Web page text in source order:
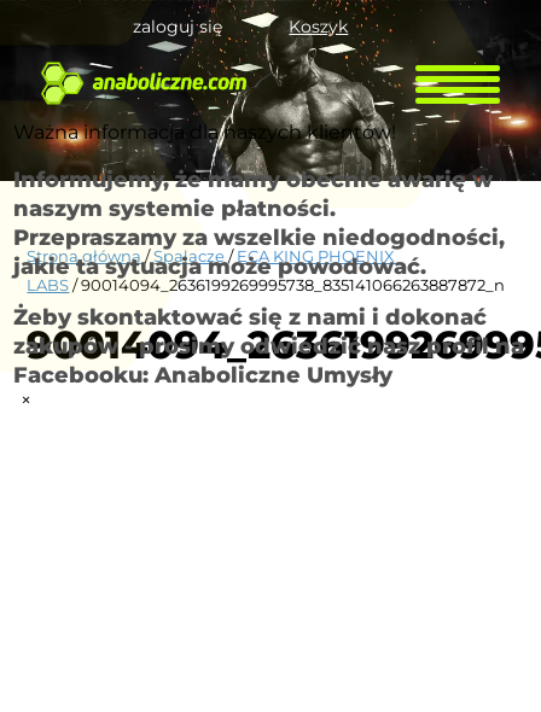
Koszyk
zaloguj się
Strona główna /Spalacze/ECA KING PHOENIX
LABS/ 90014094_2636199269995738_835141066263887872_n
Ważna informacja dla naszych klientów!
Informujemy, że mamy obecnie awarię w
naszym systemie płatności.
Przepraszamy za wszelkie niedogodności,
jakie ta sytuacja może powodować.
Żeby skontaktować się z nami i dokonać
zakupów - prosimy odwiedzić nasz profil na
Facebooku: Anaboliczne Umysły
×